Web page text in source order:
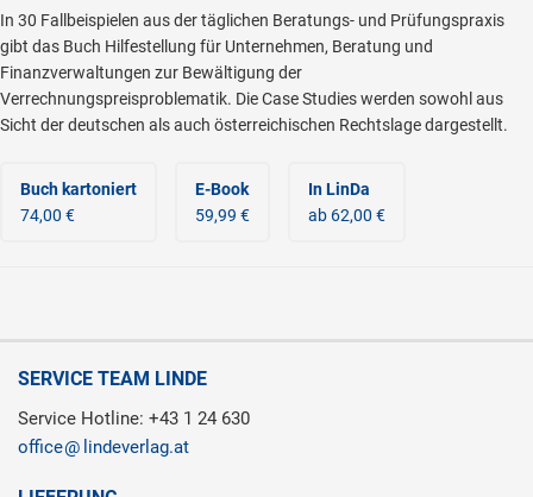
In 30 Fallbeispielen aus der täglichen Beratungs- und Prüfungspraxis
gibt das Buch Hilfestellung für Unternehmen, Beratung und
Finanzverwaltungen zur Bewältigung der
Verrechnungspreisproblematik. Die Case Studies werden sowohl aus
Sicht der deutschen als auch österreichischen Rechtslage dargestellt.
Buch kartoniert
74,00 €
E-Book
59,99 €
In LinDa
ab 62,00 €
SERVICE TEAM LINDE
Service Hotline: +43 1 24 630
office
lindeverlag.at